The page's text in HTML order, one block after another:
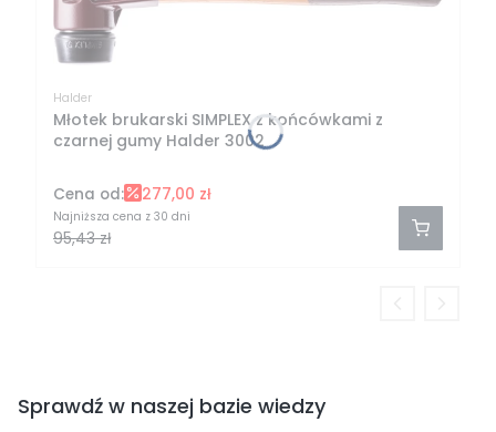
Halder
Młotek brukarski SIMPLEX z końcówkami z
czarnej gumy Halder 3002
Cena od: 277,00 zł
Najniższa cena z 30 dni
95,43 zł
Sprawdź w naszej bazie wiedzy